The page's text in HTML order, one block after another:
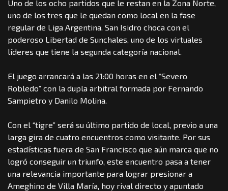
Uno de los ocho partidos que le restan en la Zona Norte,
uno de los tres que le quedan como local en la fase
regular de Liga Argentina. San Isidro choca con el
poderoso Libertad de Sunchales, uno de los virtuales
líderes que tiene la segunda categoría nacional.
El juego arrancará a las 21:00 horas en el “Severo
Robledo” con la dupla arbitral formada por Fernando
Sampietro y Danilo Molina.
Con el “tigre” será su último partido de local, previo a una
larga gira de cuatro encuentros como visitante. Por sus
estadísticas fuera de San Francisco que aún marca que no
logró conseguir un triunfo, este encuentro pasa a tener
una relevancia importante para lograr presionar a
Ameghino de Villa María, hoy rival directo y apuntado